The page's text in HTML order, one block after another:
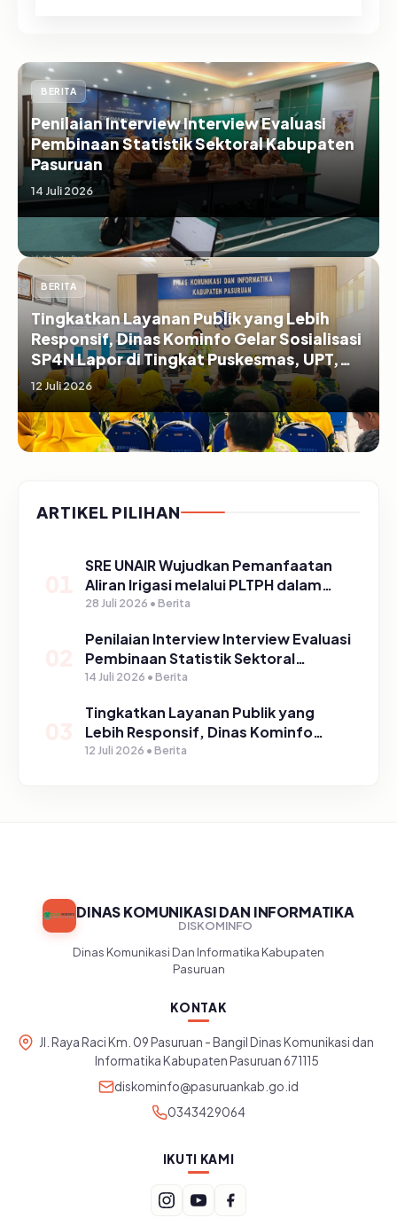
BERITA
Penilaian Interview Interview Evaluasi
Pembinaan Statistik Sektoral Kabupaten
Pasuruan
14 Juli 2026
BERITA
Tingkatkan Layanan Publik yang Lebih
Responsif, Dinas Kominfo Gelar Sosialisasi
SP4N Lapor di Tingkat Puskesmas, UPT,
serta SD/SMP di Kabupaten Pasuruan
12 Juli 2026
ARTIKEL PILIHAN
SRE UNAIR Wujudkan Pemanfaatan
Aliran Irigasi melalui PLTPH dalam
Program TIRTA PELITA di Desa
28 Juli 2026 • Berita
Penilaian Interview Interview Evaluasi
Pembinaan Statistik Sektoral
Kabupaten Pasuruan
14 Juli 2026 • Berita
Tingkatkan Layanan Publik yang
Lebih Responsif, Dinas Kominfo
Gelar Sosialisasi SP4N Lapor di
12 Juli 2026 • Berita
DINAS KOMUNIKASI DAN INFORMATIKA
DISKOMINFO
Dinas Komunikasi Dan Informatika Kabupaten
Pasuruan
KONTAK
Jl. Raya Raci Km. 09 Pasuruan - Bangil Dinas Komunikasi dan
Informatika Kabupaten Pasuruan 671115
diskominfo@pasuruankab.go.id
0343429064
IKUTI KAMI